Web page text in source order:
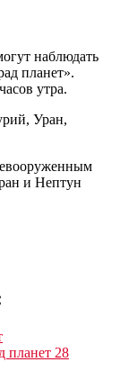
наблюдать
планет».
утра.
Уран,
и Нептун
планет 28